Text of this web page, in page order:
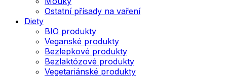
Ostatní přísady na vaření
Diety
BIO produkty
Veganské produkty
Bezlepkové produkty
Bezlaktózové produkty
Vegetariánské produkty